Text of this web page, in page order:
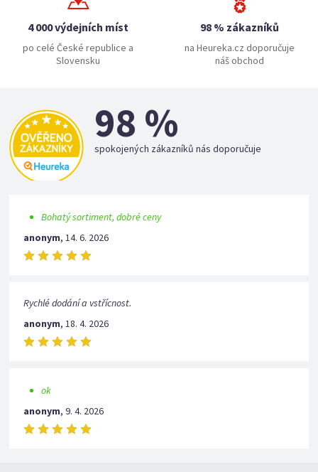
4 000 výdejních míst
po celé České republice a
Slovensku
98 % zákazníků
na Heureka.cz doporučuje
náš obchod
98 %
spokojených zákazníků nás doporučuje
Bohatý sortiment, dobré ceny
anonym,14. 6. 2026
Rychlé dodání a vstřícnost.
anonym,18. 4. 2026
ok
anonym,9. 4. 2026